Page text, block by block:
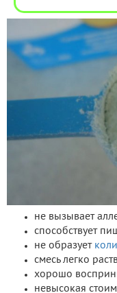
не вызывает
способствует
не образует
смесь легко
хорошо
невысокая